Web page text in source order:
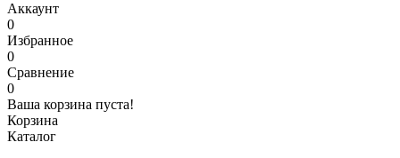
Аккаунт
0
Избранное
0
Сравнение
0
Ваша корзина пуста!
Корзина
Каталог